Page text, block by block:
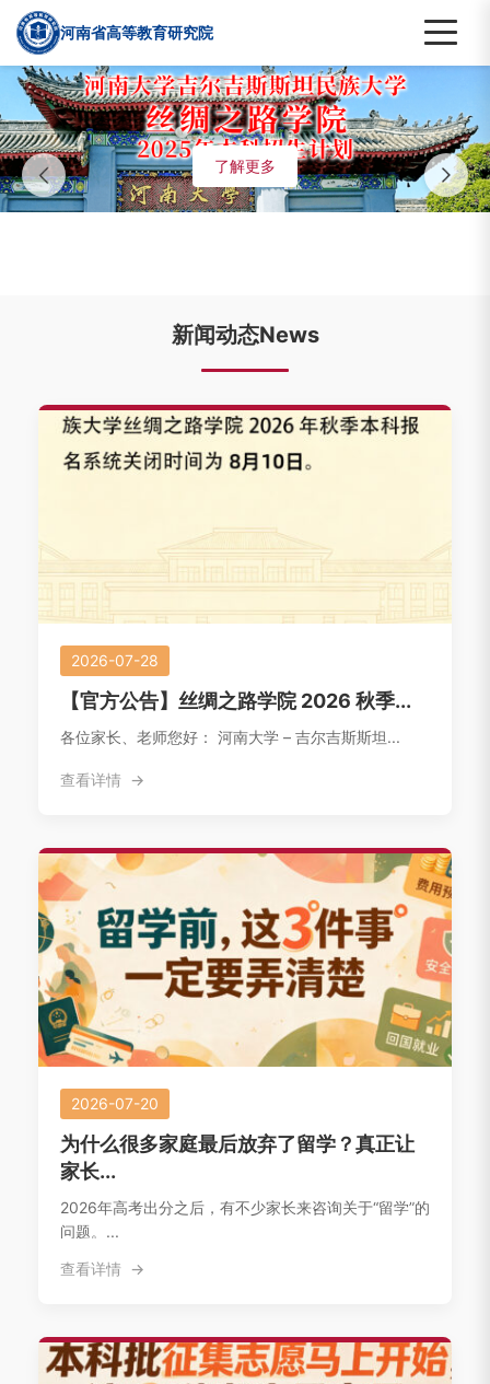
河南省高等教育研究院
了解更多
新闻动态News
2026-07-28
【官方公告】丝绸之路学院 2026 秋季...
各位家长、老师您好： 河南大学 – 吉尔吉斯斯坦...
查看详情
2026-07-20
为什么很多家庭最后放弃了留学？真正让
家长...
2026年高考出分之后，有不少家长来咨询关于“留学”的
问题。...
查看详情